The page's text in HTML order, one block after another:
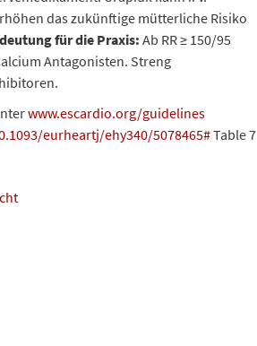
das zukünftige mütterliche Risiko
für die Praxis:Ab RR ≥ 150/95
Antagonisten. Streng
www.escardio.org/guidelines
eurheartj/ehy340/5078465#Table 7